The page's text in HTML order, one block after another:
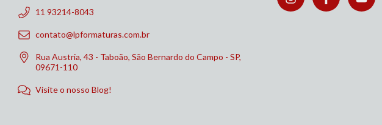
11 93214-8043
contato@lpformaturas.com.br
Rua Austria, 43 - Taboão, São Bernardo do Campo - SP,
09671-110
Visite o nosso Blog!